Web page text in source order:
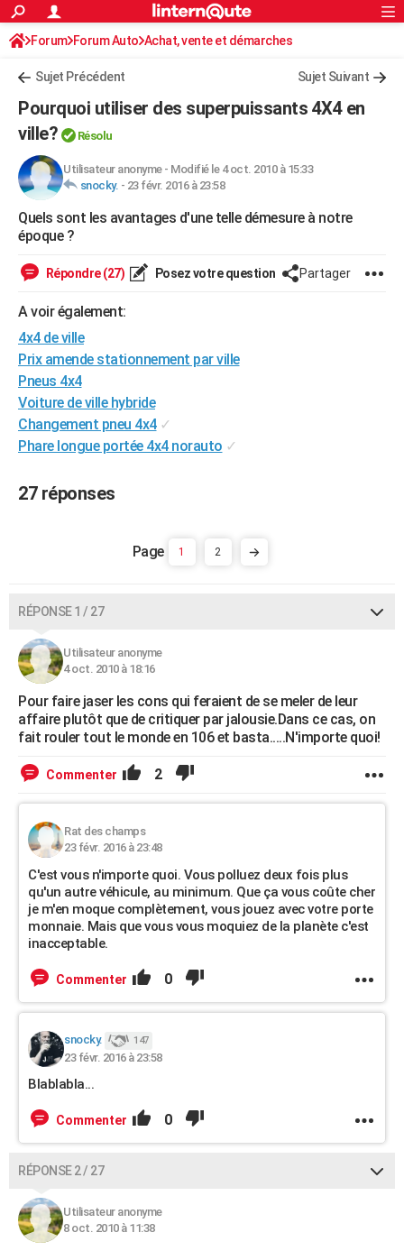
ACTUALITÉS
Politique
Société
Faits Divers
Education
Monde
Villes
+
Programme TV
TNTStreaming
Cinéma
Sorties cinéma
Musique
FINANCE
Retraite
Impôts
Epargne
Immobilier
Risques naturels par ville
Banque
Assurance
Crédit
AUTO
Essais
Réserver un essai
Citadines
Berlines
SUV
Forum auto
HIGH-TECH
Mobiles
Meilleur smartphone
Internet
Ordinateurs
Jeux vidéo
Guide high-tech
+BRICOLAGE
Forum
Aménagement intérieur
Extérieur
Cuisine
Salle de bains
Jardinage
Rangement
WEEK-END
Guides de France
Escapades
Patrimoine
Expositions
Musées
Week-end nature
+LIFESTYLE
Art de vivre
Bien-être
Loisirs
Mode
Modes de vie
SANTE
Alimentation
Guide de la santé
Maladies
Médicaments
Sommeil
VOYAGE
Destinations
City break
Voyage nature
Voyage de noces
Forum
Climat
+PHOTO
BONS PLANS
Dictionnaire
Biographies
Citations
Expressions
Proverbes
PROGRAMME TV
COPAINS D'AVANT
S'inscrire
Se connecter
Lycées
Collèges
Primaires
Universités
Entreprises
Service militaire
Avis de recherche
AVIS DE DÉCÈS
FORUM
S'inscrire
Connexion
Forum Forum Auto Achat, vente et démarches
Avis sur les modèles
Sujet Précédent Sujet Suivant
Pourquoi utiliser des superpuissants 4X4 en
ville?
Résolu
Utilisateur anonyme- Modifié le 4 oct. 2010 à 15:33
snocky. - 23 févr. 2016 à 23:58
Quels sont les avantages d'une telle démesure à notre
époque ?
Répondre (27) Posez votre question Partager
A voir également:
4x4 de ville
Prix amende stationnement par ville
Pneus 4x4
Voiture de ville hybride
Changement pneu 4x4 ✓
Phare longue portée 4x4 norauto ✓
27 réponses
1 2
RÉPONSE 1 / 27
Utilisateur anonyme
4 oct. 2010 à 18:16
Pour faire jaser les cons qui feraient de se meler de leur
affaire plutôt que de critiquer par jalousie.Dans ce cas, on
fait rouler tout le monde en 106 et basta.....N'importe quoi!
Commenter 2
Rat des champs
23 févr. 2016 à 23:48
C'est vous n'importe quoi. Vous polluez deux fois plus
qu'un autre véhicule, au minimum. Que ça vous coûte cher
je m'en moque complètement, vous jouez avec votre porte
monnaie. Mais que vous vous moquiez de la planète c'est
inacceptable.
Commenter 0
snocky. 147
23 févr. 2016 à 23:58
Blablabla...
Commenter 0
RÉPONSE 2 / 27
Utilisateur anonyme
8 oct. 2010 à 11:38